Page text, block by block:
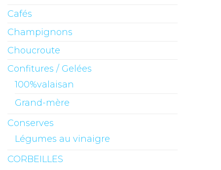
Cafés
Champignons
Choucroute
Confitures / Gelées
100%valaisan
Grand-mère
Conserves
Légumes au vinaigre
CORBEILLES